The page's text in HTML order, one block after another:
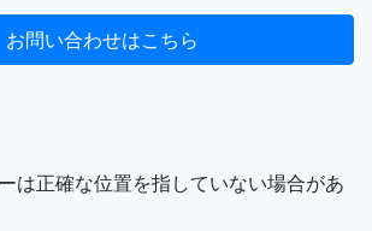
は正確な位置を指していない場合があ